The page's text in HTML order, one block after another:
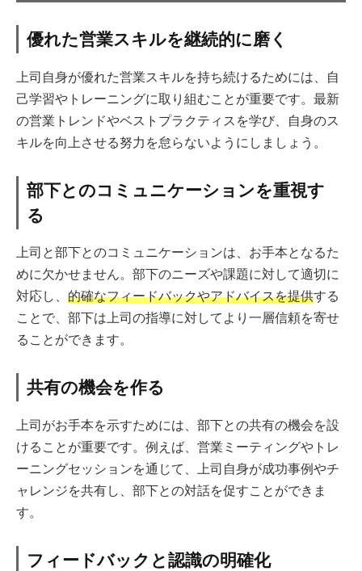
優れた営業スキルを継続的に磨く
上司自身が優れた営業スキルを持ち続けるためには、自
己学習やトレーニングに取り組むことが重要です。最新
の営業トレンドやベストプラクティスを学び、自身のス
キルを向上させる努力を怠らないようにしましょう。
部下とのコミュニケーションを重視す
る
上司と部下とのコミュニケーションは、お手本となるた
めに欠かせません。部下のニーズや課題に対して適切に
対応し、 的確なフィードバックやアドバイスを提供する
ことで、部下は上司の指導に対してより一層信頼を寄せ
ることができます。
共有の機会を作る
上司がお手本を示すためには、部下との共有の機会を設
けることが重要です。例えば、営業ミーティングやトレ
ーニングセッションを通じて、上司自身が成功事例やチ
ャレンジを共有し、部下との対話を促すことができま
す。
フィードバックと認識の明確化